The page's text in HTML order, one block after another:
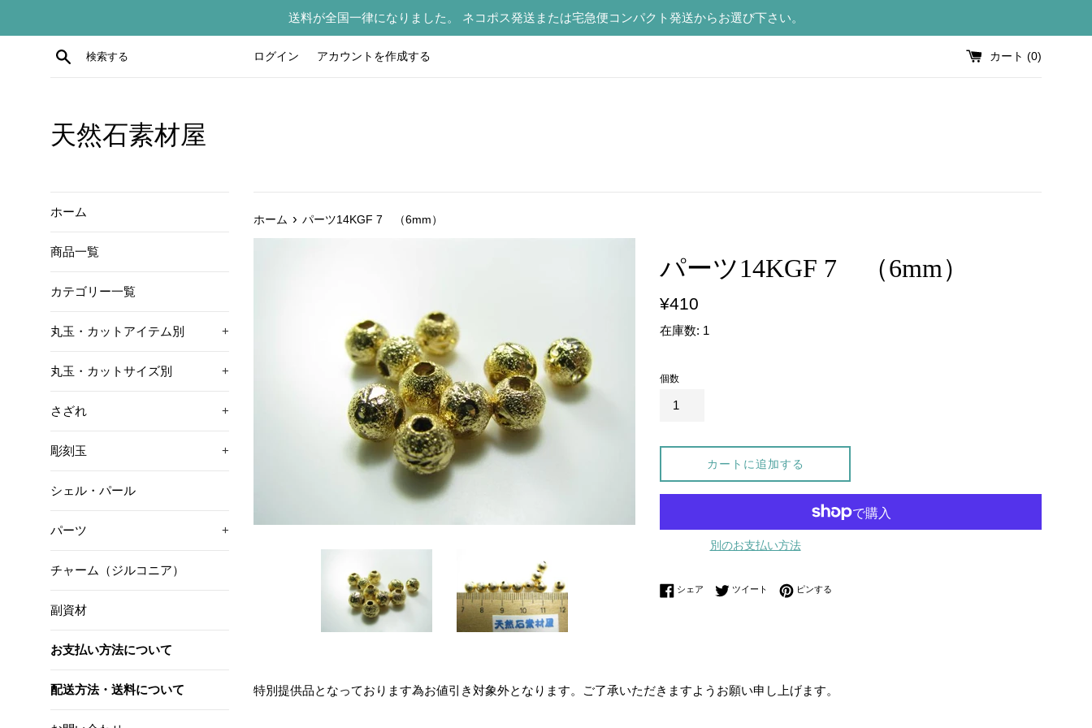
送料が全国一律になりました。 ネコポス発送または宅急便コンパクト発送からお選び下さい。
検索する ログイン アカウントを作成する カート (0)
天然石素材屋
ホーム
商品一覧
カテゴリー一覧
丸玉・カットアイテム別 +
丸玉・カットサイズ別 +
さざれ +
彫刻玉 +
シェル・パール
パーツ +
チャーム（ジルコニア）
副資材
お支払い方法について
配送方法・送料について
ホーム › パーツ14KGF 7 （6mm）
パーツ14KGF 7 （6mm）
通
価
¥410
在庫数: 1
個数
カートに追加する
別のお支払い方法
シェア Facebookでシェアする
ツイート Twitterに投稿する
ピンする
特別提供品となっております為お値引き対象外となります。ご了承いただきますようお願い申し上げます。